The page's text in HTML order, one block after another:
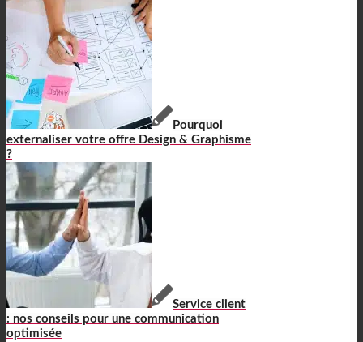
Pourquoi
externaliser votre offre Design & Graphisme
?
Service client
: nos conseils pour une communication
optimisée